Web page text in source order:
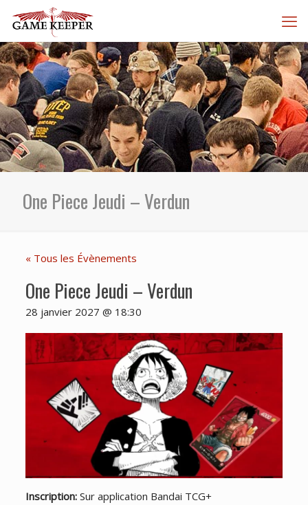
One Piece Jeudi – Verdun
« Tous les Évènements
One Piece Jeudi – Verdun
28 janvier 2027 @ 18:30
Inscription:Sur application Bandai TCG+